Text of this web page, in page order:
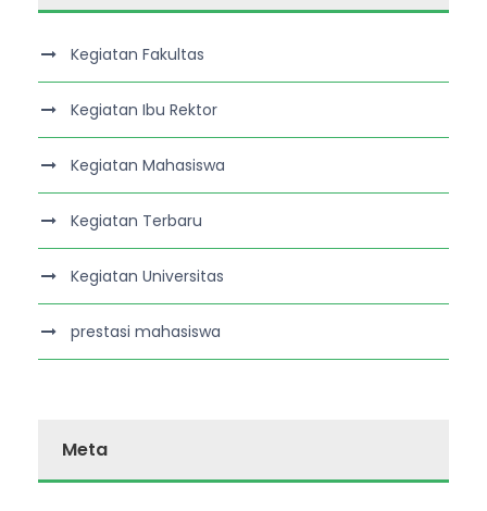
Kegiatan Fakultas
Kegiatan Ibu Rektor
Kegiatan Mahasiswa
Kegiatan Terbaru
Kegiatan Universitas
prestasi mahasiswa
Meta